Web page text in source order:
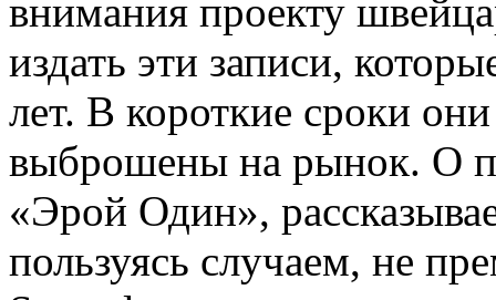
внимания проекту
издать эти записи,
лет. В короткие сроки
выброшены на рынок. О
«Эрой Один»,
пользуясь случаем, не